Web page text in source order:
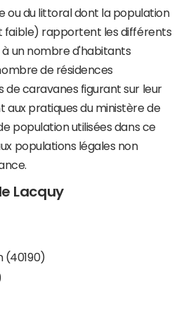
ou du littoral dont la population
faible) rapportent les différents
un nombre d'habitants
de résidences
de caravanes figurant sur leur
pratiques du ministère de
population utilisées dans ce
populations légales non
Lacquy
(40190)